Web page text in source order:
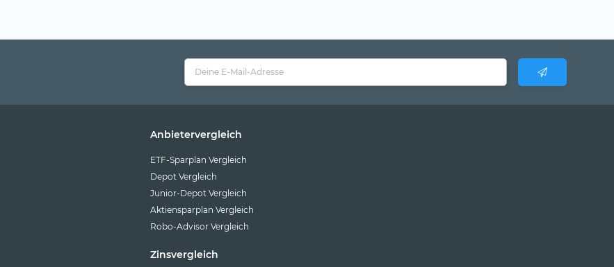
Anbietervergleich
ETF-Sparplan Vergleich
Depot Vergleich
Junior-Depot Vergleich
Aktiensparplan Vergleich
Robo-Advisor Vergleich
Zinsvergleich